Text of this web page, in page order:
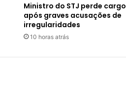
Ministro do STJ perde cargo
após graves acusações de
irregularidades
10 horas atrás